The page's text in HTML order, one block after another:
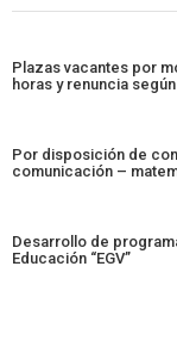
Plazas vacantes por
horas y renuncia
Por disposición de
comunicación –
Desarrollo de
Educación “EGV”